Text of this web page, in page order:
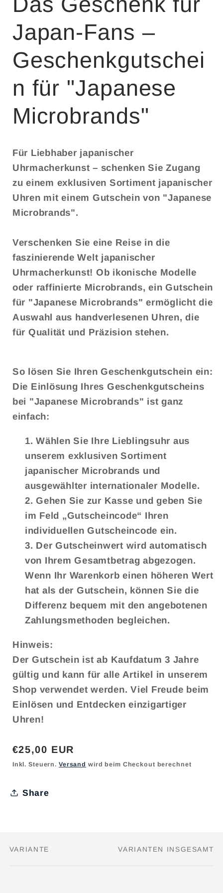
Japan-Fans –
Geschenkgutschei
n für "Japanese
Microbrands"
Für Liebhaber japanischer
Uhrmacherkunst – schenken Sie Zugang
zu einem exklusiven Sortiment japanischer
Uhren mit einem Gutschein von "Japanese
Microbrands".
Verschenken Sie eine Reise in die
faszinierende Welt japanischer
Uhrmacherkunst! Ob ikonische Modelle
oder raffinierte Microbrands, ein Gutschein
für "Japanese Microbrands" ermöglicht die
Auswahl aus handverlesenen Uhren, die
für Qualität und Präzision stehen.
So lösen Sie Ihren Geschenkgutschein ein:
Die Einlösung Ihres Geschenkgutscheins
bei "Japanese Microbrands" ist ganz
einfach:
Wählen Sie Ihre Lieblingsuhr aus
unserem exklusiven Sortiment
japanischer Microbrands und
ausgewählter internationaler Modelle.
Gehen Sie zur Kasse und geben Sie
im Feld „Gutscheincode“ Ihren
individuellen Gutscheincode ein.
Der Gutscheinwert wird automatisch
von Ihrem Gesamtbetrag abgezogen.
Wenn Ihr Warenkorb einen höheren Wert
hat als der Gutschein, können Sie die
Differenz bequem mit den angebotenen
Zahlungsmethoden begleichen.
Hinweis:
Der Gutschein ist ab Kaufdatum 3 Jahre
gültig und kann für alle Artikel in unserem
Shop verwendet werden. Viel Freude beim
Einlösen und Entdecken einzigartiger
Uhren!
Normaler
Preis
€25,00 EUR
Inkl. Steuern. Versand wird beim Checkout berechnet
Share
Dein
VARIANTE VARIANTEN INSGESAMT